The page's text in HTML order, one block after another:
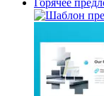
Горячее